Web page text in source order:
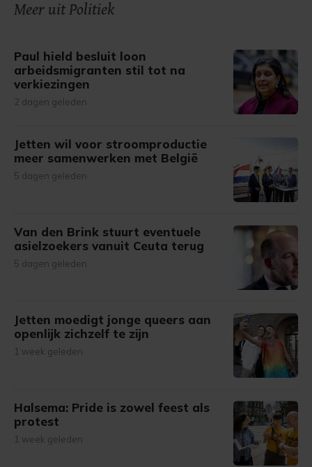
onze cookiepagina kun je ons cookiebeleid bekijken en je
Meer uit Politiek
Paul hield besluit loon
arbeidsmigranten stil tot na
verkiezingen
2 dagen geleden
Jetten wil voor stroomproductie
meer samenwerken met België
5 dagen geleden
Van den Brink stuurt eventuele
asielzoekers vanuit Ceuta terug
5 dagen geleden
Jetten moedigt jonge queers aan
openlijk zichzelf te zijn
1 week geleden
Halsema: Pride is zowel feest als
protest
1 week geleden